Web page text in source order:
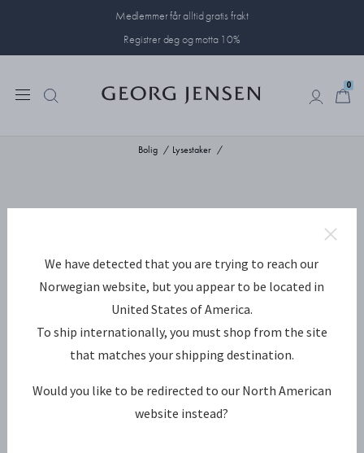
Medlemmer får alltid gratis frakt
Registrer deg og motta 10%
0
Bolig Lysestaker
We have detected that you are trying to reach our
Norwegian website, but you appear to be located in
United States of America.
To ship internationally, you must shop from the site
that matches your shipping destination.
Would you like to be redirected to our North American
website instead?